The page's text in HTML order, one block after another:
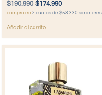
$190.990 $174.990
compra en3 cuotas de $58.330 sin interés
Añadir al carrito